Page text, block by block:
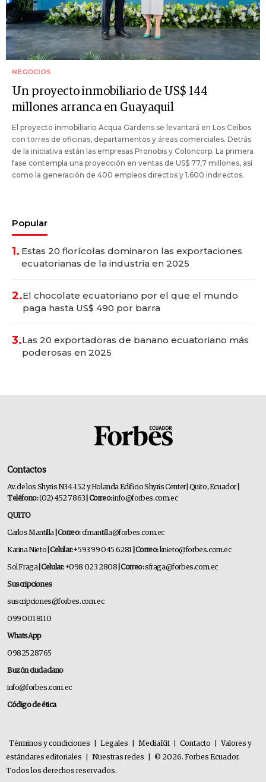
NEGOCIOS
Un proyecto inmobiliario de US$ 144
millones arranca en Guayaquil
El proyecto inmobiliario Acqua Gardens se levantará en Los Ceibos
con torres de oficinas, departamentos y áreas comerciales. Detrás
de la iniciativa están las empresas Pronobis y Coloncorp. La primera
fase contempla una proyección en ventas de US$ 77,7 millones, así
como la generación de 400 empleos directos y 1.600 indirectos.
Popular
1. Estas 20 florícolas dominaron las exportaciones
ecuatorianas de la industria en 2025
2.El chocolate ecuatoriano por el que el mundo
paga hasta US$ 490 por barra
3.Las 20 exportadoras de banano ecuatoriano más
poderosas en 2025
Contactos
Av. de los Shyris N34-152 y Holanda Edificio Shyris Center | Quito, Ecuador
Teléfono:(02) 452 7863 | Correo:info@forbes.com.ec
QUITO
Carlos Mantilla | Correo:cfmantilla@forbes.com.ec
Karina Nieto | Celular:+593 99 045 6281 | Correo:knieto@forbes.com.ec
Sol Fraga| Celular:+098 023 2808 | Correo:sfraga@forbes.com.ec
Suscripciones
suscripciones@forbes.com.ec
099 001 8110
WhatsApp
0982528765
Buzón ciudadano
info@forbes.com.ec
Código de ética
Términos y condiciones Legales MediaKit Contacto
Valores y
estándares editoriales
Nuestras redes
© 2026. Forbes Ecuador.
Todos los derechos reservados.